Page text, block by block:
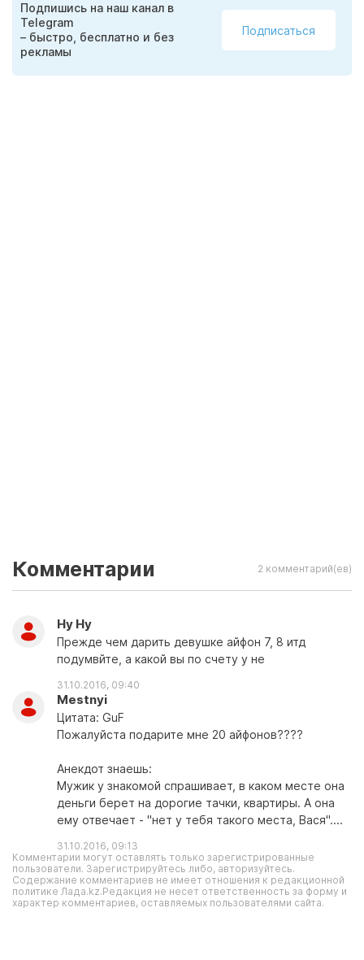
Подпишись на наш канал в
Telegram
– быстро, бесплатно и без
рекламы
Подписаться
Комментарии 2 комментарий(ев)
Ну Ну
Прежде чем дарить девушке айфон 7, 8 итд
подумвйте, а какой вы по счету у не
31.10.2016, 09:40
Mestnyi
Цитата: GuF
Пожалуйста подарите мне 20 айфонов????
Анекдот знаешь:
Мужик у знакомой спрашивает, в каком месте она
деньги берет на дорогие тачки, квартиры. А она
ему отвечает - "нет у тебя такого места, Вася"....
31.10.2016, 09:13
Комментарии могут оставлять только зарегистрированные
пользователи. Зарегистрируйтесь либо, авторизуйтесь.
Содержание комментариев не имеет отношения к редакционной
политике Лада.kz.Редакция не несет ответственность за форму и
характер комментариев, оставляемых пользователями сайта.